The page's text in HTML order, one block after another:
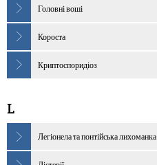
Головні воші
Короста
Криптоспоридіоз
L
Легіонела та понтійська лихоманка